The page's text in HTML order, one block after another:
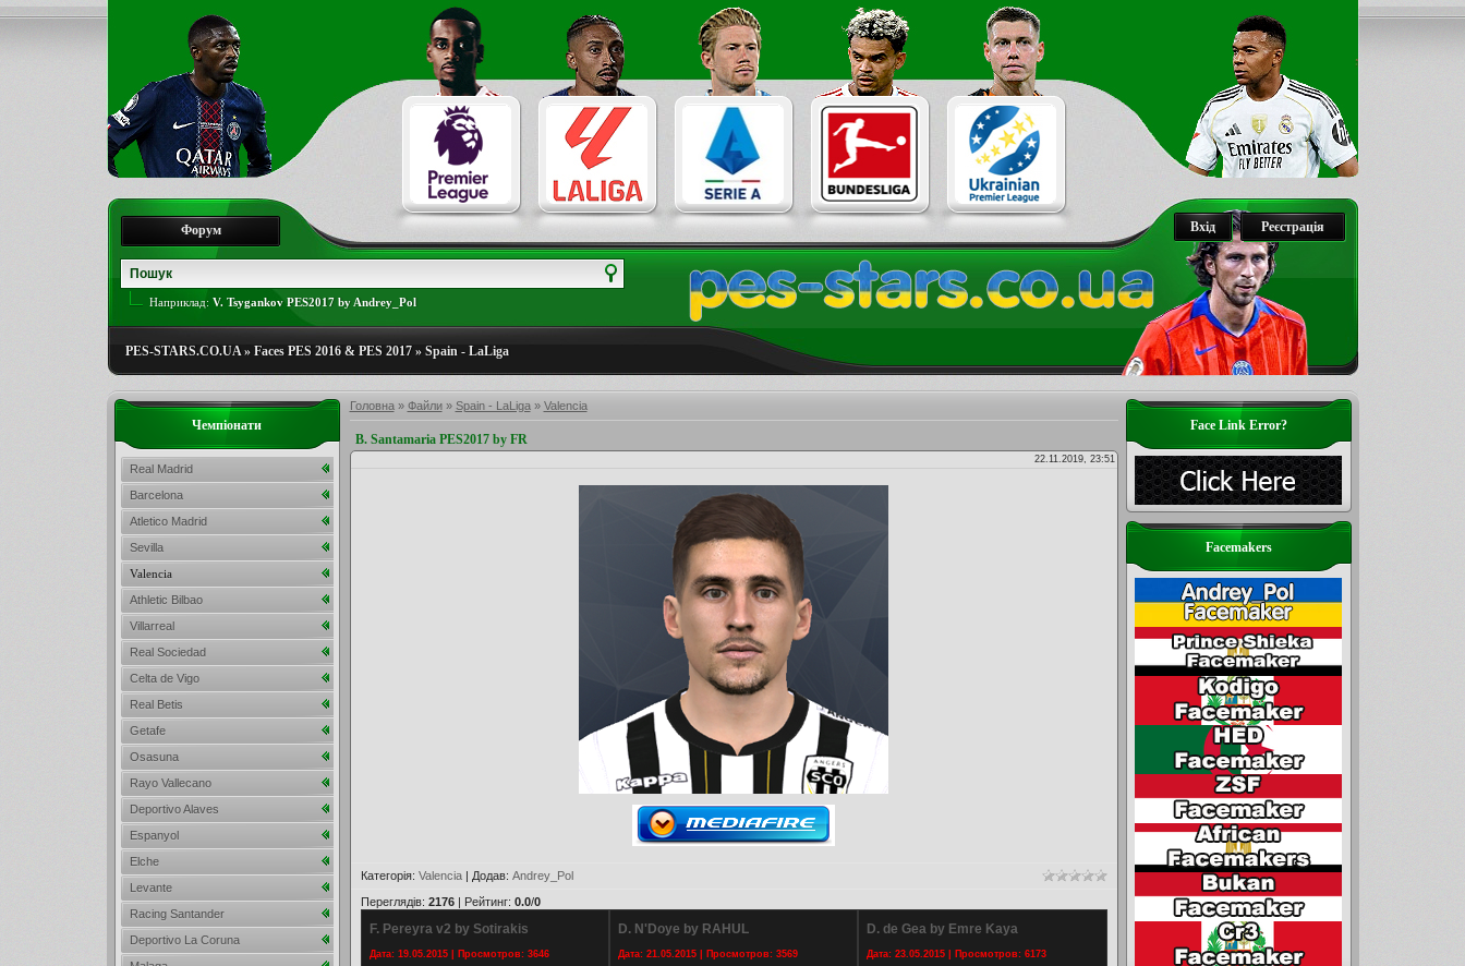
Реєстрація
Вхід
Форум
Наприклад: V. Tsygankov PES2017 by Andrey_Pol
PES-STARS.CO.UA» Faces PES 2016 & PES 2017» Spain - LaLiga
Головна» Файли» Spain - LaLiga» Valencia
B. Santamaria PES2017 by FR
22.11.2019, 23:51
Категорія: Valencia| Додав: Andrey_Pol
Переглядів: 2176| Рейтинг: 0.0/0
F. Pereyra v2 by Sotirakis
Дата: 19.05.2015 | Просмотров: 3646
D. N'Doye by RAHUL
Дата: 21.05.2015 | Просмотров: 3569
D. de Gea by Emre Kaya
Дата: 23.05.2015 | Просмотров: 6173
Face Link Error?
Facemakers
Чемпіонати
Real Madrid
Barcelona
Atletico Madrid
Sevilla
Valencia
Athletic Bilbao
Villarreal
Real Sociedad
Celta de Vigo
Real Betis
Getafe
Osasuna
Rayo Vallecano
Deportivo Alaves
Espanyol
Elche
Levante
Racing Santander
Deportivo La Coruna